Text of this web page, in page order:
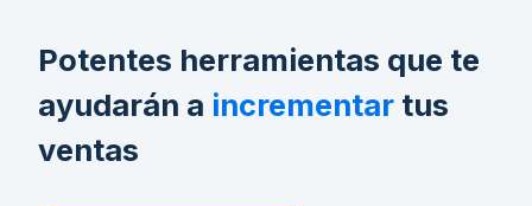
Potentes herramientas que te
ayudarán a incrementar tus
ventas